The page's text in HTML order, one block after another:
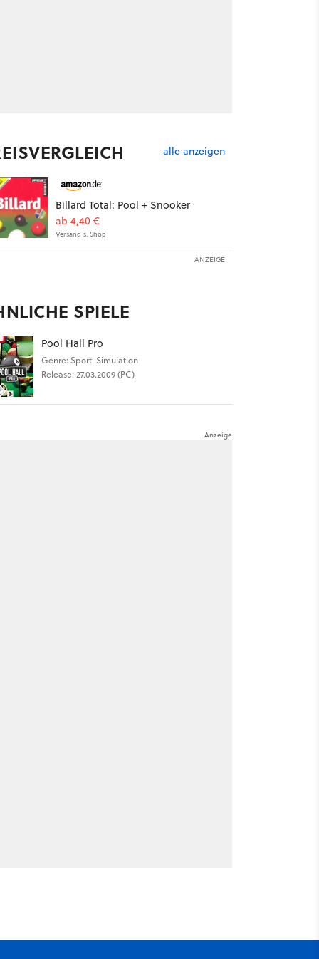
alle anzeigen
Billard Total: Pool + Snooker
ab 4,40 €
Versand s. Shop
ANZEIGE
SPIELE
Pool Hall Pro
Genre: Sport-Simulation
Release: 27.03.2009 (PC)